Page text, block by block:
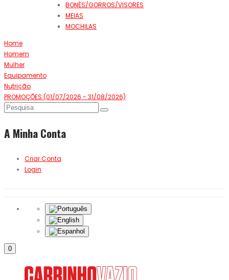
BONÉS/GORROS/VISORES
MEIAS
MOCHILAS
Home
Homem
Mulher
Equipamento
Nutrição
PROMOÇÕES (01/07/2026 - 31/08/2026)
A Minha Conta
Criar Conta
Login
0